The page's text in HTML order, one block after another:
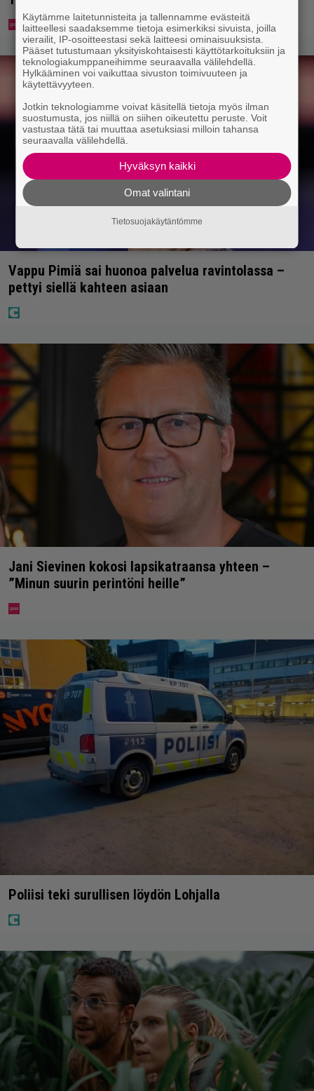
Vappu Pimiä sai huonoa palvelua ravintolassa –
pettyi siellä kahteen asiaan
Jani Sievinen kokosi lapsikatraansa yhteen –
”Minun suurin perintöni heille”
Poliisi teki surullisen löydön Lohjalla
Käytämme laitetunnisteita ja tallennamme evästeitä
laitteellesi saadaksemme tietoja esimerkiksi sivuista, joilla
vierailit, IP-osoitteestasi sekä laitteesi ominaisuuksista.
Pääset tutustumaan yksityiskohtaisesti käyttötarkoituksiin ja
teknologiakumppaneihimme seuraavalla välilehdellä.
Hylkääminen voi vaikuttaa sivuston toimivuuteen ja
käytettävyyteen.
Jotkin teknologiamme voivat käsitellä tietoja myös ilman
suostumusta, jos niillä on siihen oikeutettu peruste. Voit
vastustaa tätä tai muuttaa asetuksiasi milloin tahansa
seuraavalla välilehdellä.
Hyväksyn kaikki
Omat valintani
Tietosuojakäytäntömme